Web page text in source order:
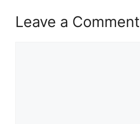
Leave a Comment